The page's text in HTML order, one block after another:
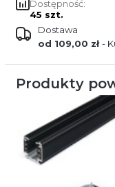
Dostępność:
45 szt.
Dostawa
od 109,00 zł-
Produkty